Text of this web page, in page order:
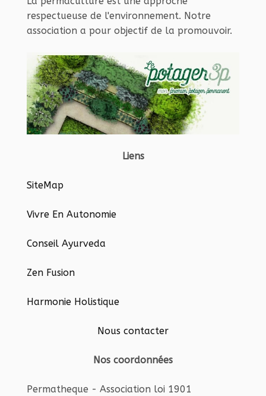
respectueuse de l'environnement. Notre
association a pour objectif de la promouvoir.
Liens
SiteMap
Vivre En Autonomie
Conseil Ayurveda
Zen Fusion
Harmonie Holistique
Nous contacter
Nos coordonnées
Permatheque - Association loi 1901